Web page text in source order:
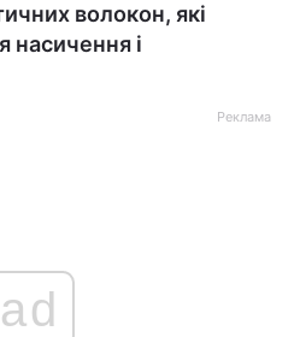
волокон, які
насичення і
Реклама
ad